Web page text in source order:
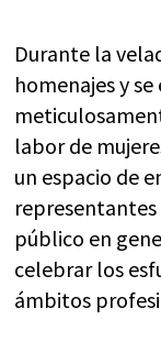
Durante la
homenajes y
labor de
un espacio de
público en
celebrar los
ámbitos